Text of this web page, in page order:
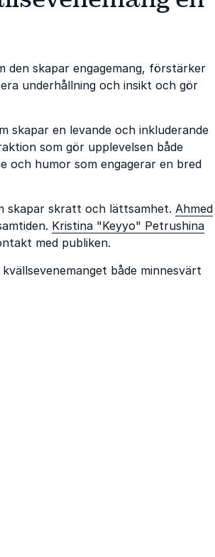
den skapar engagemang, förstärker
underhållning och insikt och gör
skapar en levande och inkluderande
som gör upplevelsen både
och humor som engagerar en bred
skapar skratt och lättsamhet. Ahmed
Kristina "Keyyo" Petrushina
med publiken.
både minnesvärt